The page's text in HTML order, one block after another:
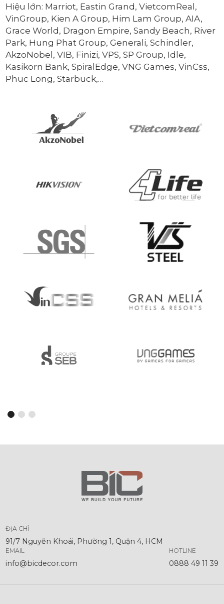
Hiệu lớn: Marriot, Eastin Grand, VietcomReal,
VinGroup, Kien A Group, Him Lam Group, AIA,
Grace World, Dragon Empire, Sandy Beach, River
Park, Hung Phat Group, Generali, Schindler,
AkzoNobel, VIB, Finizi, VPS, SP Group, Idle,
Kasikorn Bank, SpiralEdge, VNG Games, VinCss,
Phuc Long, Starbuck,…
ĐỊA CHỈ
91/7 Nguyễn Khoái, Phường 1, Quận 4, HCM
EMAIL
info@bicdecor.com
HOTLINE
0888 49 11 39